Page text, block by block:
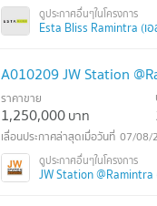
Esta Bliss Ramintra (เ
A010209 JW Station
ราคาขาย
1,250,000บาท
07/08/
JW Station